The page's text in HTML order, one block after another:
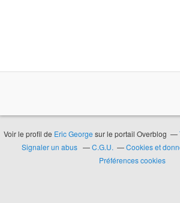
Voir le profil de Eric George sur le portail Overblog
Signaler un abus
C.G.U.
Cookies et
Préférences cookies